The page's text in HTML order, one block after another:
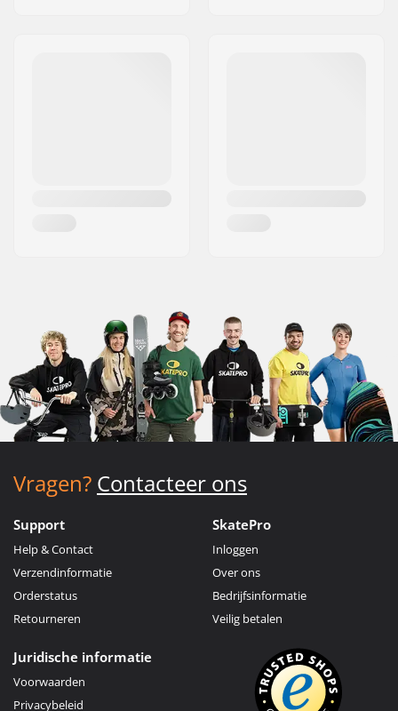
Vragen? Contacteer ons
Support
Help & Contact
Verzendinformatie
Orderstatus
Retourneren
SkatePro
Inloggen
Over ons
Bedrijfsinformatie
Veilig betalen
Juridische informatie
Voorwaarden
Privacybeleid